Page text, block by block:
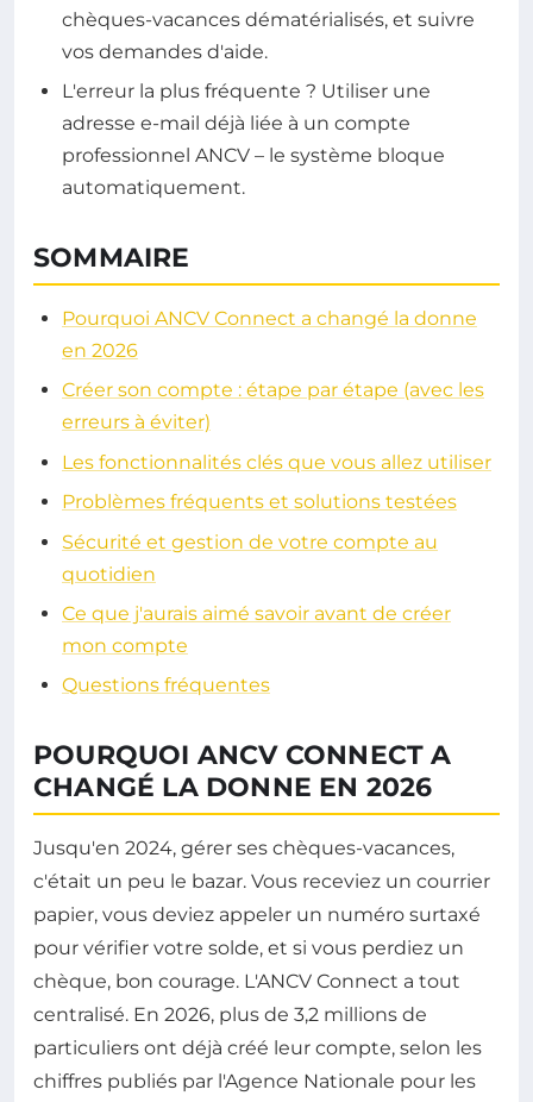
chèques-vacances dématérialisés, et suivre
vos demandes d'aide.
L'erreur la plus fréquente ? Utiliser une
adresse e-mail déjà liée à un compte
professionnel ANCV – le système bloque
automatiquement.
SOMMAIRE
Pourquoi ANCV Connect a changé la donne
en 2026
Créer son compte : étape par étape (avec les
erreurs à éviter)
Les fonctionnalités clés que vous allez utiliser
Problèmes fréquents et solutions testées
Sécurité et gestion de votre compte au
quotidien
Ce que j'aurais aimé savoir avant de créer
mon compte
Questions fréquentes
POURQUOI ANCV CONNECT A
CHANGÉ LA DONNE EN 2026
Jusqu'en 2024, gérer ses chèques-vacances,
c'était un peu le bazar. Vous receviez un courrier
papier, vous deviez appeler un numéro surtaxé
pour vérifier votre solde, et si vous perdiez un
chèque, bon courage. L'ANCV Connect a tout
centralisé. En 2026, plus de 3,2 millions de
particuliers ont déjà créé leur compte, selon les
chiffres publiés par l'Agence Nationale pour les